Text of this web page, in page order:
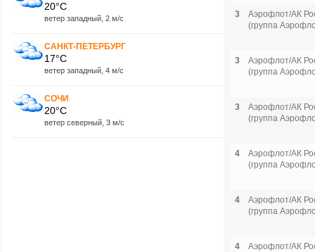
20°C
ветер западный, 2 м/с
САНКТ-ПЕТЕРБУРГ
17°C
ветер западный, 4 м/с
СОЧИ
20°C
ветер северный, 3 м/с
3
Аэрофлот/АК
(группа
3
Аэрофлот/АК
(группа
3
Аэрофлот/АК
(группа
4
Аэрофлот/АК
(группа
4
Аэрофлот/АК
(группа
4
Аэрофлот/АК